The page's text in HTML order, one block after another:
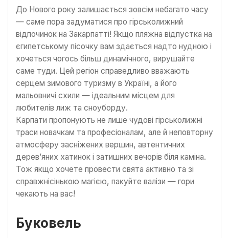
До Нового року залишається зовсім небагато часу
— саме пора задуматися про гірськолижний
відпочинок на Закарпатті! Якщо пляжна відпустка на
єгипетському пісочку вам здається надто нудною і
хочеться чогось більш динамічного, вирушайте
саме туди. Цей регіон справедливо вважають
серцем зимового туризму в Україні, а його
мальовничі схили — ідеальним місцем для
любителів лиж та сноуборду.
Карпати пропонують не лише чудові гірськолижні
траси новачкам та професіоналам, але й неповторну
атмосферу засніжених вершин, автентичних
дерев’яних хатинок і затишних вечорів біля каміна.
Тож якщо хочете провести свята активно та зі
справжнісінькою магією, пакуйте валізи — гори
чекають на вас!
Буковель